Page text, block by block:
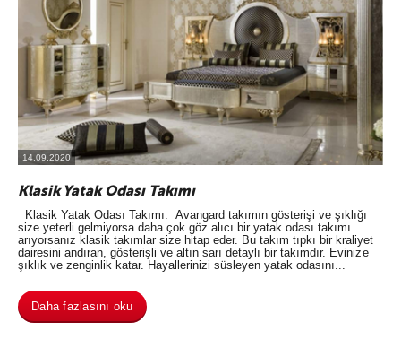
14.09.2020
Klasik Yatak Odası Takımı
Klasik Yatak Odası Takımı: Avangard takımın gösterişi ve şıklığı
size yeterli gelmiyorsa daha çok göz alıcı bir yatak odası takımı
arıyorsanız klasik takımlar size hitap eder. Bu takım tıpkı bir kraliyet
dairesini andıran, gösterişli ve altın sarı detaylı bir takımdır. Evinize
şıklık ve zenginlik katar. Hayallerinizi süsleyen yatak odasını...
Daha fazlasını oku